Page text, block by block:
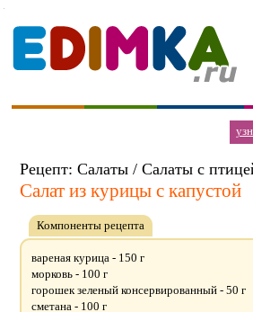
Рецепт: Салаты / Салаты с
Салат из курицы с капустой
Компоненты рецепта
вареная курица - 150 г
морковь - 100 г
горошек зеленый консервированный - 50 г
сметана - 100 г